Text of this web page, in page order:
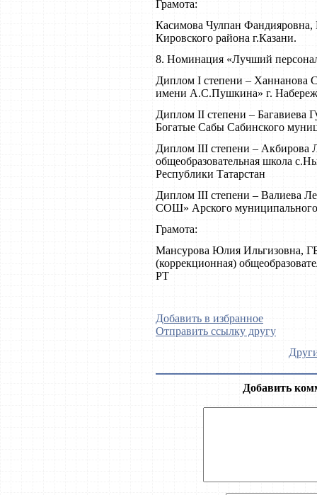
Грамота:
Касимова Чулпан
Кировского района г.Казани.
8. Номинация «Лучший
Диплом I степени –
имени А.С.Пушкина» г.
Диплом II степени – Багавиева
Богатые Сабы Сабинского
Диплом III степени – Акбирова
общеобразовательная школа
Республики Татарстан
Диплом III степени – Валиева
СОШ» Арского
Грамота:
Мансурова Юлия Ильгизовна,
(коррекционная)
РТ
Добавить в избранное
Отправить ссылку другу
Добавить